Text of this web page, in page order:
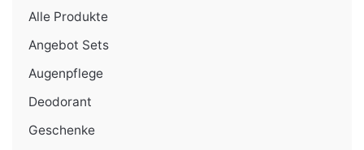
Alle Produkte
Angebot Sets
Augenpflege
Deodorant
Geschenke